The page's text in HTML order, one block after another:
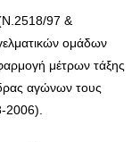
97 &
ομάδων
μέτρων τάξης
αγώνων τους
2006).